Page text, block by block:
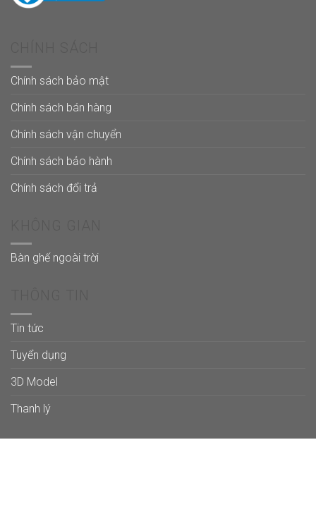
Chính sách bảo mật
Chính sách bán hàng
Chính sách vận chuyển
Chính sách bảo hành
Chính sách đổi trả
Bàn ghế ngoài trời
Tin tức
Tuyển dụng
3D Model
Thanh lý